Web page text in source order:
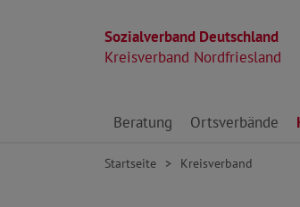
Sozialverband Deutschland
Kreisverband Nordfriesland
Direkt zu den Inhalten
Beratung Ortsverbände
Startseite Kreisverband